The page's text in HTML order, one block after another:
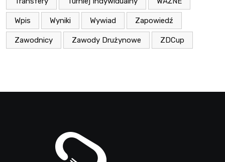
Wpis Wyniki Wywiad Zapowiedź
Zawodnicy Zawody Drużynowe ZDCup